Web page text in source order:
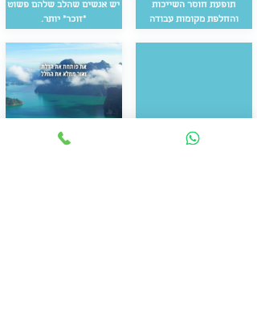
תופעת חוסר השייכות
והחלפת מקומות עבודה
יש אנשים שהלב שלהם פשוט
״זוכר״ יותר.